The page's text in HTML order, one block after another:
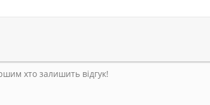
хто залишить відгук!